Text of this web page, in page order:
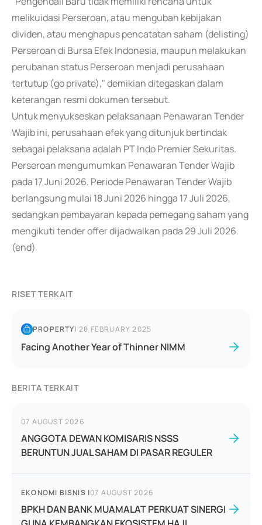
melikuidasi Perseroan, atau mengubah kebijakan
dividen, atau menghapus pencatatan saham (delisting)
Perseroan di Bursa Efek Indonesia, maupun melakukan
perubahan status Perseroan menjadi perusahaan
tertutup (go private)," demikian ditegaskan dalam
keterangan resmi dokumen tersebut.
Untuk menyukseskan pelaksanaan Penawaran Tender
Wajib ini, perusahaan efek yang ditunjuk bertindak
sebagai pelaksana adalah PT Indo Premier Sekuritas.
Perseroan mengumumkan Penawaran Tender Wajib
pada 17 Juni 2026. Periode Penawaran Tender Wajib
berlangsung mulai 18 Juni 2026 hingga 17 Juli 2026,
sedangkan pembayaran kepada pemegang saham yang
mengikuti tender offer dijadwalkan pada 29 Juli 2026.
(end)
RISET TERKAIT
PROPERTY|28 FEBRUARY 2025
Facing Another Year of Thinner NIMM
BERITA TERKAIT
07 AUGUST 2026
ANGGOTA DEWAN KOMISARIS NSSS
BERUNTUN JUAL SAHAM DI PASAR REGULER
EKONOMI BISNIS |07 AUGUST 2026
BPKH DAN BANK MUAMALAT PERKUAT SINERGI